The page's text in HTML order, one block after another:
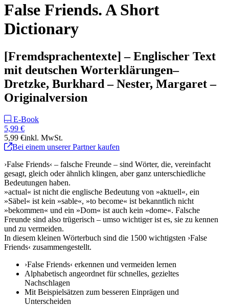
False Friends. A Short
Dictionary
[Fremdsprachentexte] – Englischer Text
mit deutschen Worterklärungen–
Dretzke, Burkhard – Nester, Margaret –
Originalversion
E-Book
5,99 €
5,99 €inkl. MwSt.
Bei einem unserer Partner kaufen
›False Friends‹ – falsche Freunde – sind Wörter, die, vereinfacht
gesagt, gleich oder ähnlich klingen, aber ganz unterschiedliche
Bedeutungen haben.
»actual« ist nicht die englische Bedeutung von »aktuell«, ein
»Säbel« ist kein »sable«, »to become« ist bekanntlich nicht
»bekommen« und ein »Dom« ist auch kein »dome«. Falsche
Freunde sind also trügerisch – umso wichtiger ist es, sie zu kennen
und zu vermeiden.
In diesem kleinen Wörterbuch sind die 1500 wichtigsten ›False
Friends‹ zusammengestellt.
›False Friends‹ erkennen und vermeiden lernen
Alphabetisch angeordnet für schnelles, gezieltes
Nachschlagen
Mit Beispielsätzen zum besseren Einprägen und
Unterscheiden